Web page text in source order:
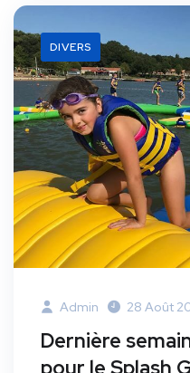
DIVERS
Admin 28 Août
Dernière